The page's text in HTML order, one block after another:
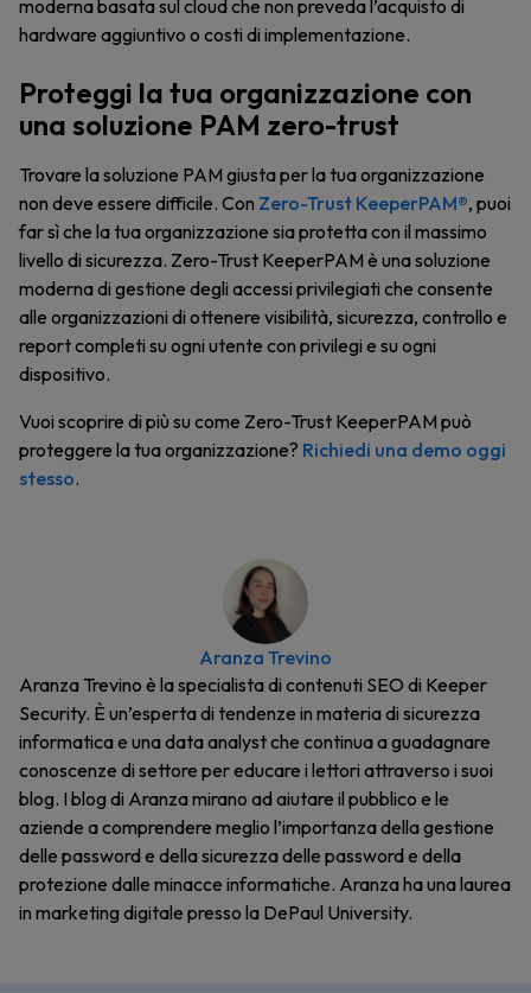
moderna basata sul cloud che non preveda l’acquisto di
hardware aggiuntivo o costi di implementazione.
Proteggi la tua organizzazione con
una soluzione PAM zero-trust
Trovare la soluzione PAM giusta per la tua organizzazione
non deve essere difficile. Con Zero-Trust KeeperPAM®, puoi
far sì che la tua organizzazione sia protetta con il massimo
livello di sicurezza. Zero-Trust KeeperPAM è una soluzione
moderna di gestione degli accessi privilegiati che consente
alle organizzazioni di ottenere visibilità, sicurezza, controllo e
report completi su ogni utente con privilegi e su ogni
dispositivo.
Vuoi scoprire di più su come Zero-Trust KeeperPAM può
proteggere la tua organizzazione? Richiedi una demo oggi
stesso.
Aranza Trevino
Aranza Trevino è la specialista di contenuti SEO di Keeper
Security. È un’esperta di tendenze in materia di sicurezza
informatica e una data analyst che continua a guadagnare
conoscenze di settore per educare i lettori attraverso i suoi
blog. I blog di Aranza mirano ad aiutare il pubblico e le
aziende a comprendere meglio l’importanza della gestione
delle password e della sicurezza delle password e della
protezione dalle minacce informatiche. Aranza ha una laurea
in marketing digitale presso la DePaul University.